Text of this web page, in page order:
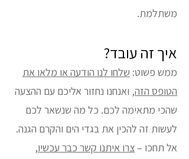
משתלמת.
איך זה עובד?
ממש פשוט: שלחו לנו הודעה או מלאו את
הטופס הזה, ואנחנו נחזור אליכם עם ההצעה
שהכי מתאימה לכם. כל מה שנשאר לכם
לעשות זה להכין את בגדי הים והקרם הגנה.
אל תחכו –צרו איתנו קשר כבר עכשיו,